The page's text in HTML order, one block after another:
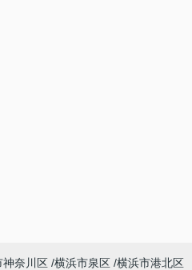
神奈川区 横浜市泉区 横浜市港北区